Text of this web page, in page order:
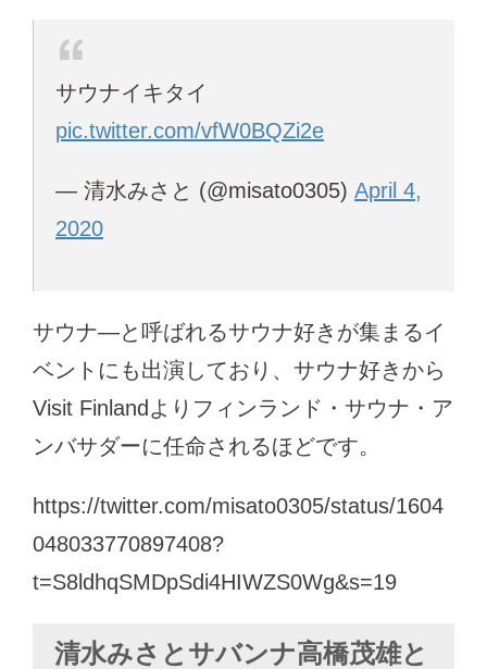
サウナイキタイ
pic.twitter.com/vfW0BQZi2e
— 清水みさと (@misato0305) April 4,
2020
サウナ―と呼ばれるサウナ好きが集まるイ
ベントにも出演しており、サウナ好きから
Visit Finlandよりフィンランド・サウナ・ア
ンバサダーに任命されるほどです。
https://twitter.com/misato0305/status/1604
048033770897408?
t=S8ldhqSMDpSdi4HIWZS0Wg&s=19
清水みさとサバンナ高橋茂雄と